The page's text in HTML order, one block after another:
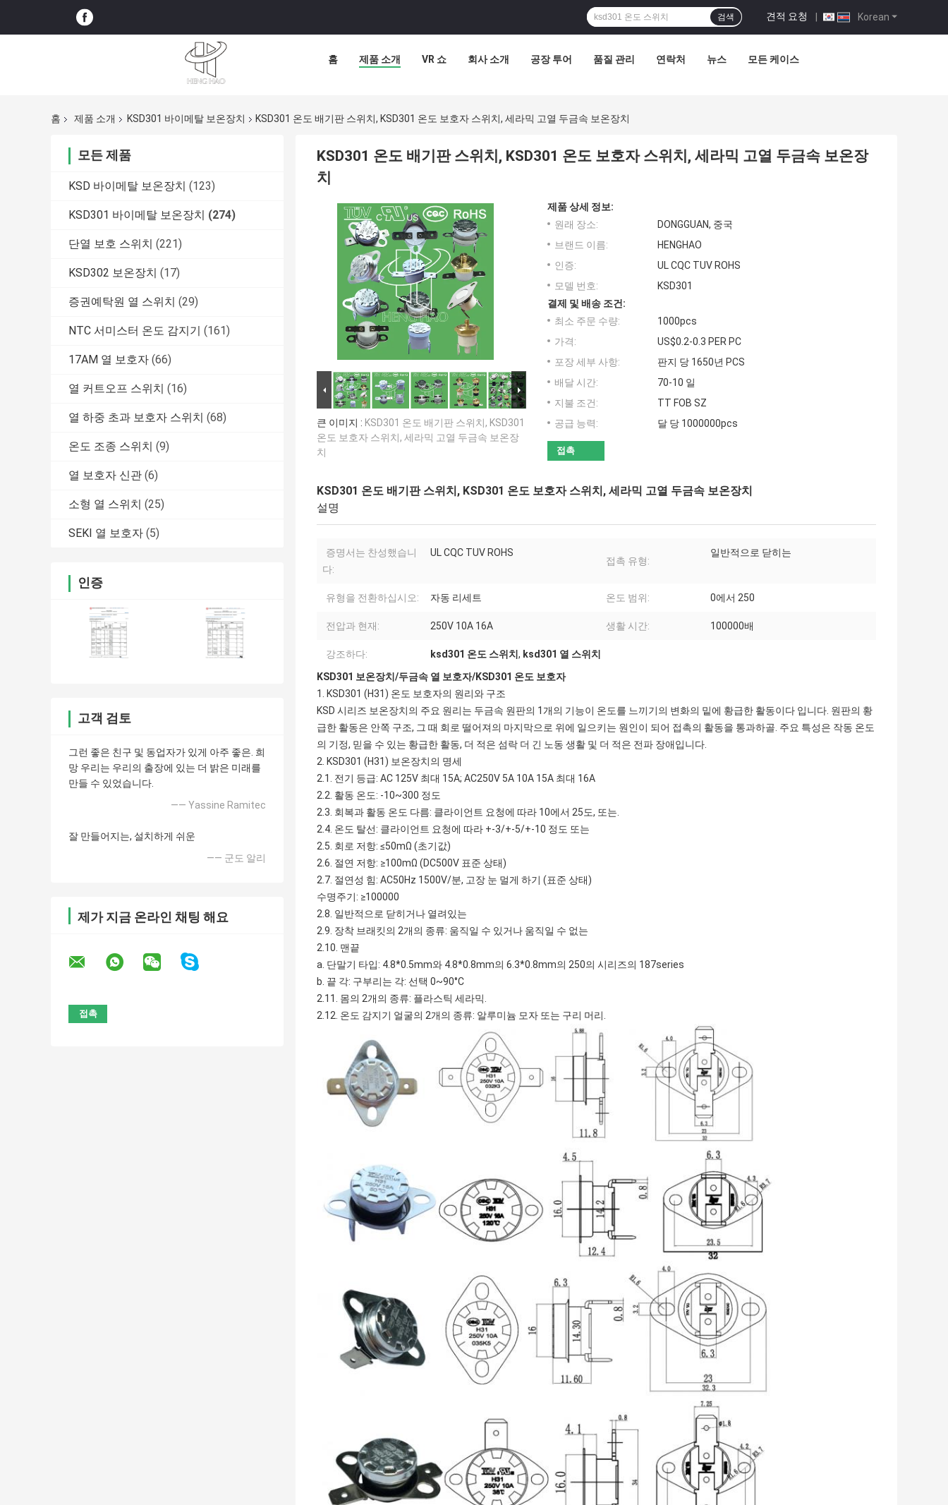
Korean
견적 요청 |
검색
홈 제품 소개 VR 쇼 회사 소개 공장 투어 품질 관리 연락처 뉴스 모든 케이스
홈 제품 소개 KSD301 바이메탈 보온장치 KSD301 온도 배기판 스위치, KSD301 온도 보호자 스위치, 세라믹 고열 두금속 보온장치
모든 제품
KSD 바이메탈 보온장치 (123)
KSD301 바이메탈 보온장치 (274)
단열 보호 스위치 (221)
KSD302 보온장치 (17)
증권예탁원 열 스위치 (29)
NTC 서미스터 온도 감지기 (161)
17AM 열 보호자 (66)
열 커트오프 스위치 (16)
열 하중 초과 보호자 스위치 (68)
온도 조종 스위치 (9)
열 보호자 신관 (6)
소형 열 스위치 (25)
SEKI 열 보호자 (5)
인증
고객 검토
그런 좋은 친구 및 동업자가 있게 아주 좋은. 희
망 우리는 우리의 출장에 있는 더 밝은 미래를
만들 수 있었습니다.
—— Yassine Ramitec
잘 만들어지는, 설치하게 쉬운
—— 군도 알리
제가 지금 온라인 채팅 해요
KSD301 온도 배기판 스위치, KSD301 온도 보호자 스위치, 세라믹 고열 두금속 보온장
치
큰 이미지 : KSD301 온도 배기판 스위치, KSD301
온도 보호자 스위치, 세라믹 고열 두금속 보온장
치
제품 상세 정보:
원래 장소:
DONGGUAN, 중국
브랜드 이름:
HENGHAO
인증:
UL CQC TUV ROHS
모델 번호:
KSD301
결제 및 배송 조건:
최소 주문 수량:
1000pcs
가격:
US$0.2-0.3 PER PC
포장 세부 사항:
판지 당 1650년 PCS
배달 시간:
70-10 일
지불 조건:
TT FOB SZ
공급 능력:
달 당 1000000pcs
접촉
KSD301 온도 배기판 스위치, KSD301 온도 보호자 스위치, 세라믹 고열 두금속 보온장치
설명
증명서는 찬성했습니
다:
UL CQC TUV ROHS
접촉 유형:
일반적으로 닫히는
유형을 전환하십시오: 자동 리세트 온도 범위: 0에서 250
전압과 현재: 250V 10A 16A 생활 시간: 100000배
강조하다: ksd301 온도 스위치 , ksd301 열 스위치
KSD301 보온장치 /두금속 열 보호자/KSD301 온도 보호자
1. KSD301 (H31) 온도 보호자의 원리와 구조
KSD 시리즈 보온장치의 주요 원리는 두금속 원판의 1개의 기능이 온도를 느끼기의 변화의 밑에 황급한 활동이다 입니다. 원판의 황
급한 활동은 안쪽 구조, 그 때 회로 떨어져의 마지막으로 위에 일으키는 원인이 되어 접촉의 활동을 통과하골. 주요 특성은 작동 온도
의 기정, 믿을 수 있는 황급한 활동, 더 적은 섬락 더 긴 노동 생활 및 더 적은 전파 장애입니다.
2. KSD301 (H31) 보온장치의 명세
2.1. 전기 등급: AC 125V 최대 15A; AC250V 5A 10A 15A 최대 16A
2.2. 활동 온도: -10~300 정도
2.3. 회복과 활동 온도 다름: 클라이언트 요청에 따라 10에서 25도, 또는.
2.4. 온도 탈선: 클라이언트 요청에 따라 +-3/+-5/+-10 정도 또는
2.5. 회로 저항: ≤50mΩ (초기값)
2.6. 절연 저항: ≥100mΩ (DC500V 표준 상태)
2.7. 절연성 힘: AC50Hz 1500V/분, 고장 눈 멀게 하기 (표준 상태)
수명주기: ≥100000
2.8. 일반적으로 닫히거나 열려있는
2.9. 장착 브래킷의 2개의 종류: 움직일 수 있거나 움직일 수 없는
2.10. 맨끝
a. 단말기 타입: 4.8*0.5mm와 4.8*0.8mm의 6.3*0.8mm의 250의 시리즈의 187series
b. 끝 각: 구부리는 각: 선택 0~90°C
2.11. 몸의 2개의 종류: 플라스틱 세라믹.
2.12. 온도 감지기 얼굴의 2개의 종류: 알루미늄 모자 또는 구리 머리.